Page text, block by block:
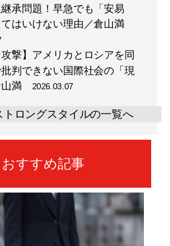
承問題！早急でも「安易
てはいけない理由／倉山満
攻撃】アメリカとロシアを同
批判できない国際社会の「現
山満 2026.03.07
トロングスタイルの一覧へ
おすすめ記事